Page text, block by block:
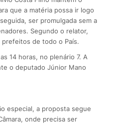
que a matéria possa ir logo
ser promulgada sem a
Segundo o relator,
de todo o País.
14 horas, no plenário 7. A
o deputado Júnior Mano
especial, a proposta segue
onde precisa ser